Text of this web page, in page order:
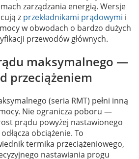
zarządzania energią. Wersje
z przekładnikami prądowymi i
w obwodach o bardzo dużych
przewodów głównych.
maksymalnego —
przeciążeniem
(seria RMT) pełni inną
Nie ogranicza poboru —
prądu powyżej nastawionego
obciążenie. To
termika przeciążeniowego,
nastawiania progu